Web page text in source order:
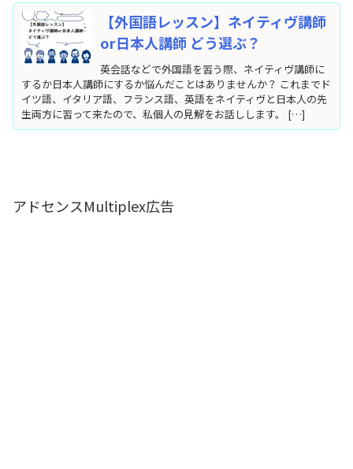
【外国語レッスン】ネイティヴ講師
or日本人講師 どう選ぶ？
英会話などで外国語を習う際、ネイティヴ講師に
するか日本人講師にするか悩んだことはありませんか？ これまでド
イツ語、イタリア語、フランス語、英語をネイティヴと日本人の先
生両方に習って来たので、私個人の見解をお話しします。 […]
アドセンスMultiplex広告